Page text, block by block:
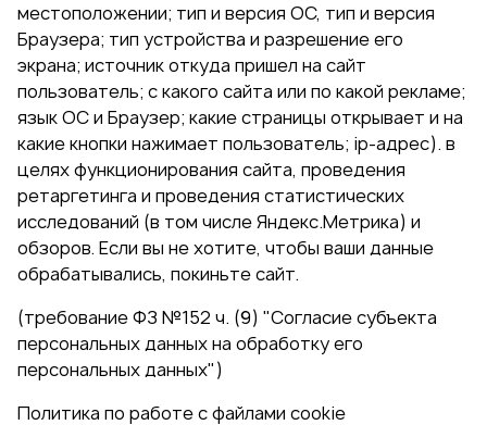
местоположении; тип и версия ОС, тип и версия
Браузера; тип устройства и разрешение его
экрана; источник откуда пришел на сайт
пользователь; с какого сайта или по какой рекламе;
язык ОС и Браузер; какие страницы открывает и на
какие кнопки нажимает пользователь; ip-адрес). в
целях функционирования сайта, проведения
ретаргетинга и проведения статистических
исследований (в том числе Яндекс.Метрика) и
обзоров. Если вы не хотите, чтобы ваши данные
обрабатывались, покиньте сайт.
(требование ФЗ №152 ч. (9) "Согласие субъекта
персональных данных на обработку его
персональных данных")
Политика по работе с файлами cookie